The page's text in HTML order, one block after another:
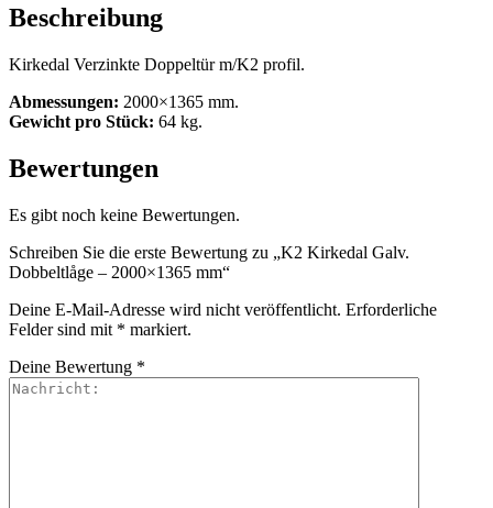
Beschreibung
Kirkedal Verzinkte Doppeltür m/K2 profil.
Abmessungen: 2000×1365 mm.
Gewicht pro Stück: 64 kg.
Bewertungen
Es gibt noch keine Bewertungen.
Schreiben Sie die erste Bewertung zu „K2 Kirkedal Galv.
Dobbeltlåge – 2000×1365 mm“
Deine E-Mail-Adresse wird nicht veröffentlicht. Erforderliche
Felder sind mit * markiert.
Deine Bewertung *